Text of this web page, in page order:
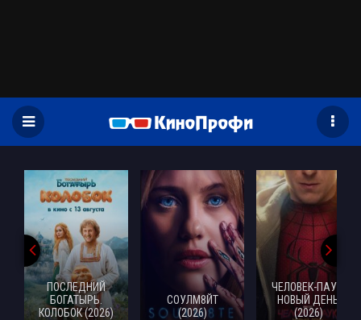
ПОСЛЕДНИЙ
БОГАТЫРЬ.
КОЛОБОК (2026)
СОУЛМ8ЙТ
(2026)
ЧЕЛОВЕК-ПАУК:
НОВЫЙ ДЕНЬ
(2026)